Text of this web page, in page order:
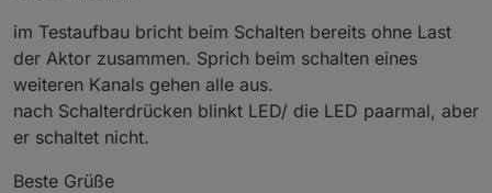
im Testaufbau bricht beim Schalten bereits ohne Last
der Aktor zusammen. Sprich beim schalten eines
weiteren Kanals gehen alle aus.
nach Schalterdrücken blinkt LED/ die LED paarmal, aber
er schaltet nicht.
Beste Grüße